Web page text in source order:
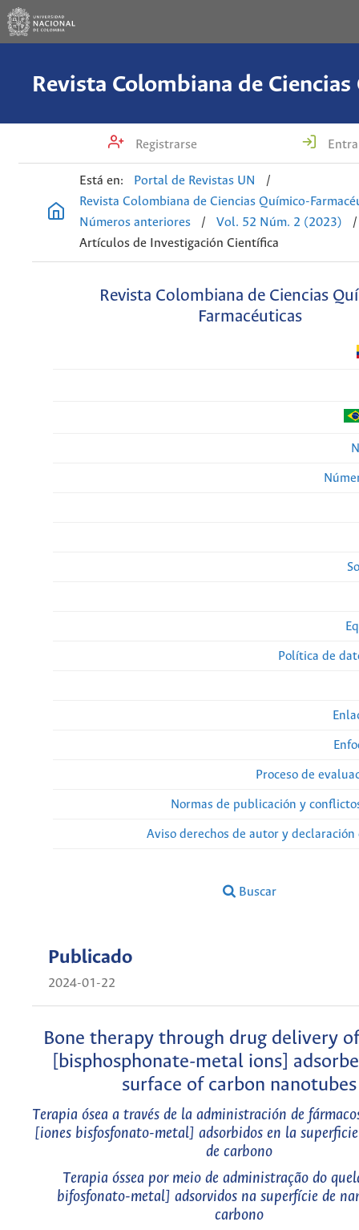
Registrarse
Está en: Portal de Revistas UN
/
Revista Colombiana de Ciencias Químico-
Números anteriores
/ Vol. 52 Núm. 2 (2023)
/
Artículos de Investigación Científica
Revista Colombiana de Ciencias
Farmacéuticas
Política de
Proceso de
Normas de publicación y
Aviso derechos de autor y
Buscar
Publicado
2024-01-22
Bone therapy through drug delivery
[bisphosphonate-metal ions]
surface of carbon nanotubes
Terapia ósea a través de la administración de
[iones bisfosfonato-metal] adsorbidos en la
de carbono
Terapia óssea por meio de administração do
bifosfonato-metal] adsorvidos na superfície de
carbono